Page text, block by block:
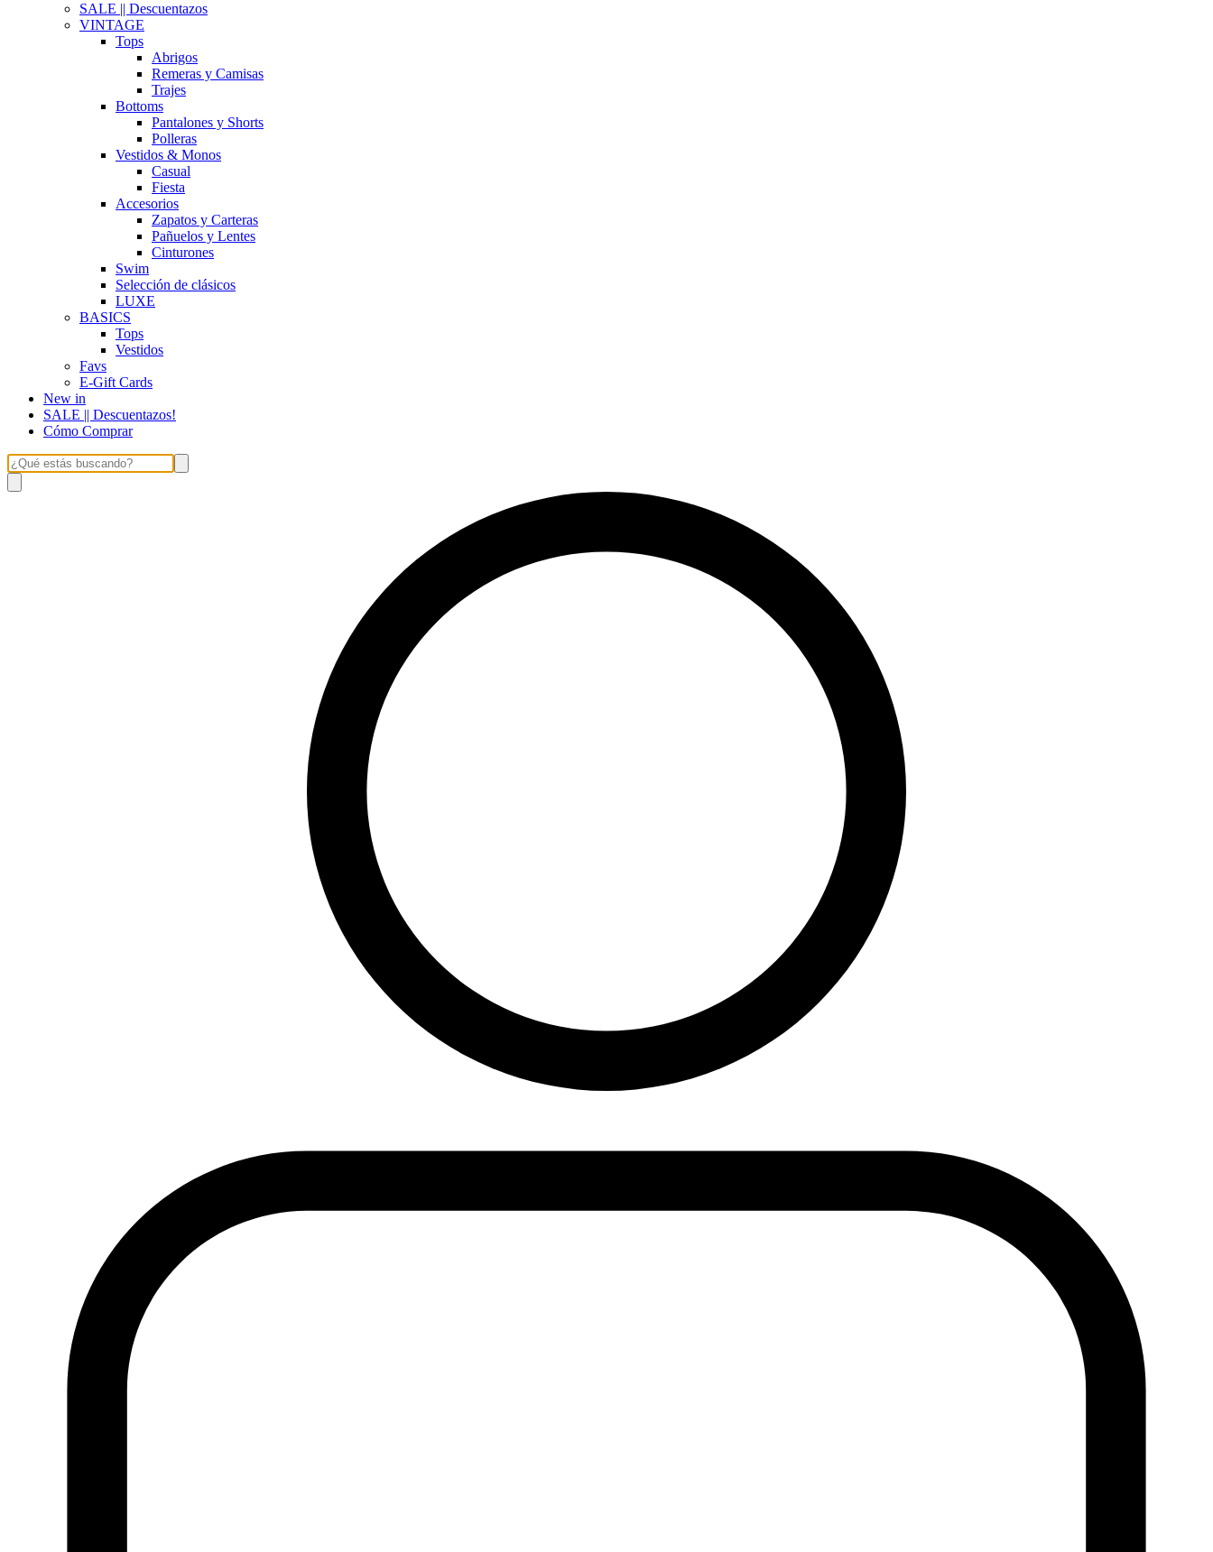
SALE || Descuentazos
VINTAGE
Tops
Abrigos
Remeras y Camisas
Trajes
Bottoms
Pantalones y Shorts
Polleras
Vestidos & Monos
Casual
Fiesta
Accesorios
Zapatos y Carteras
Pañuelos y Lentes
Cinturones
Swim
Selección de clásicos
LUXE
BASICS
Tops
Vestidos
Favs
E-Gift Cards
New in
SALE || Descuentazos!
Cómo Comprar